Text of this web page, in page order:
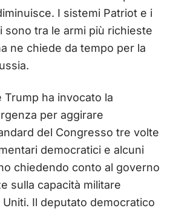
I sistemi Patriot e i
sono tra le armi più richieste
ne chiede da tempo per la
Trump ha invocato la
per aggirare
del Congresso tre volte
democratici e alcuni
chiedendo conto al governo
sulla capacità militare
Il deputato democratico